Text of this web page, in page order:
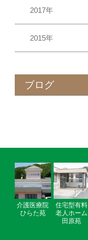
2017年
2015年
ブログ
介護医療院
ひらた苑
住宅型有料
老人ホーム
田原苑